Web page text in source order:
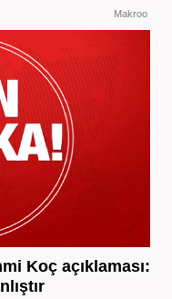
Makroo
Koç açıklaması: